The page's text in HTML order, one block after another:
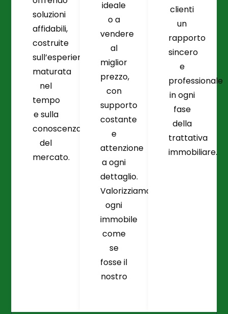
soluzioni
affidabili,
costruite
sull’esperienza
maturata
nel
tempo
e sulla
conoscenza
del
mercato.
ideale
o a
vendere
al
miglior
prezzo,
con
supporto
costante
e
attenzione
a ogni
dettaglio.
Valorizziamo
ogni
immobile
come
se
fosse il
nostro
clienti
un
rapporto
sincero
e
professionale
in ogni
fase
della
trattativa
immobiliare.